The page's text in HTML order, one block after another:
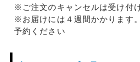
※ご注文のキャンセルは受け付
※お届けには４週間かかります
予約ください